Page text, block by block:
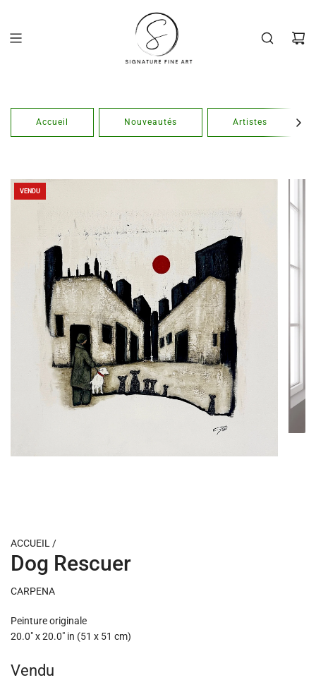
contenu
Accueil Nouveautés Artistes
VENDU
ACCUEIL /
Dog Rescuer
CARPENA
Peinture originale
20.0" x 20.0" in (51 x 51 cm)
Prix
Vendu